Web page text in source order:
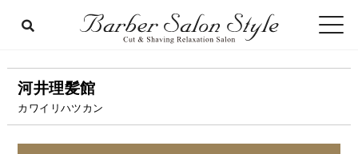
河井理髪館
カワイリハツカン